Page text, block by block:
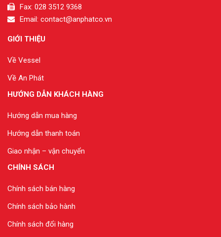
Fax: 028 3512 9368
Email: contact@anphatco.vn
GIỚI THIỆU
Về Vessel
Về An Phát
HƯỚNG DẪN KHÁCH HÀNG
Hướng dẫn mua hàng
Hướng dẫn thanh toán
Giao nhận – vận chuyển
CHÍNH SÁCH
Chính sách bán hàng
Chính sách bảo hành
Chính sách đổi hàng